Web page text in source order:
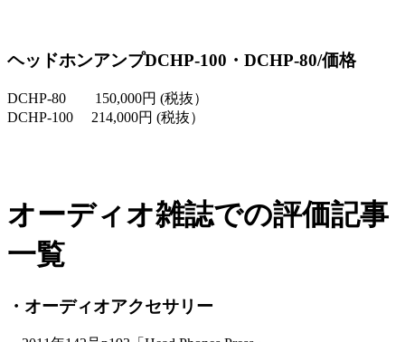
ヘッドホンアンプDCHP-100・DCHP-80/価格
DCHP-80 150,000円 (税抜）
DCHP-100 214,000円 (税抜）
オーディオ雑誌での評価記事
一覧
・オーディオアクセサリー